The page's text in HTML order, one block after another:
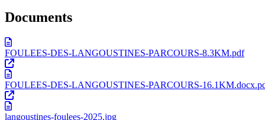
Documents
FOULEES-DES-LANGOUSTINES-PARCOURS-8.3KM.pdf
FOULEES-DES-LANGOUSTINES-PARCOURS-
langoustines-foulees-2025.jpg